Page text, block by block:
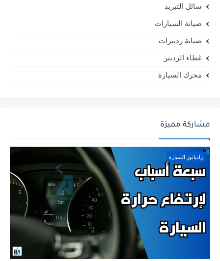
سائل التبريد
صيانة السيارات
صيانة رديترات
غطاء الرديتر
محرك السيارة
مشاركة مميزة
رادياتور السيارة